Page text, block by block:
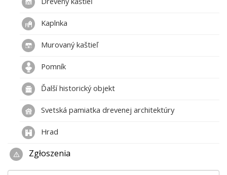
Kaplnka
Murovaný kaštieľ
Pomník
Ďalší historický objekt
Svetská pamiatka drevenej architektúry
Hrad
Zgłoszenia